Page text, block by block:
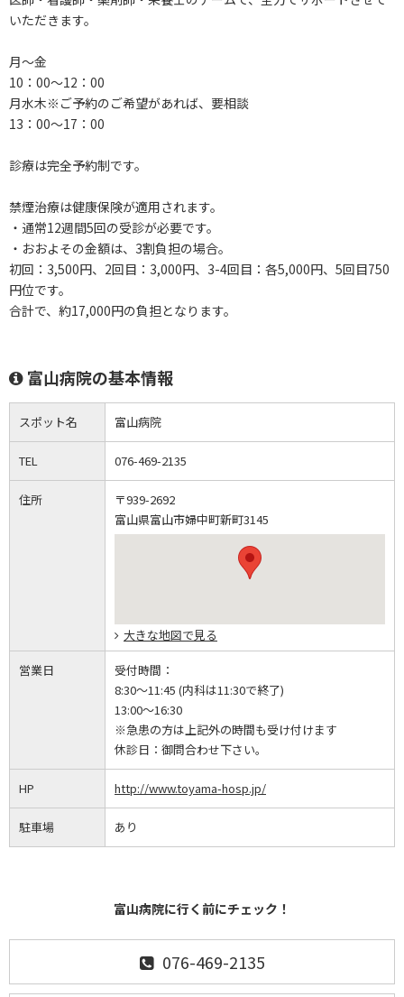
いただきます。
月～金
10：00～12：00
月水木※ご予約のご希望があれば、要相談
13：00～17：00
診療は完全予約制です。
禁煙治療は健康保険が適用されます。
・通常12週間5回の受診が必要です。
・おおよその金額は、3割負担の場合。
初回：3,500円、2回目：3,000円、3-4回目：各5,000円、5回目750
円位です。
合計で、約17,000円の負担となります。
富山病院の基本情報
スポット名 富山病院
TEL 076-469-2135
住所
〒939-2692
富山県富山市婦中町新町3145
大きな地図で見る
営業日
受付時間：
8:30～11:45 (内科は11:30で終了)
13:00～16:30
※急患の方は上記外の時間も受け付けます
休診日： 御問合わせ下さい。
HP http://www.toyama-hosp.jp/
駐車場 あり
富山病院に行く前にチェック！
076-469-2135